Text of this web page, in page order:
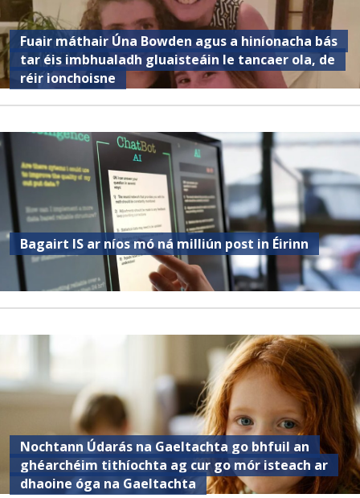
Fuair ​​máthair Úna Bowden agus a hiníonacha bás
tar éis imbhualadh gluaisteáin le tancaer ola, de
réir ionchoisne
Bagairt IS ar níos mó ná milliún post in Éirinn
Nochtann Údarás na Gaeltachta go bhfuil an
ghéarchéim tithíochta ag cur go mór isteach ar
dhaoine óga na Gaeltachta